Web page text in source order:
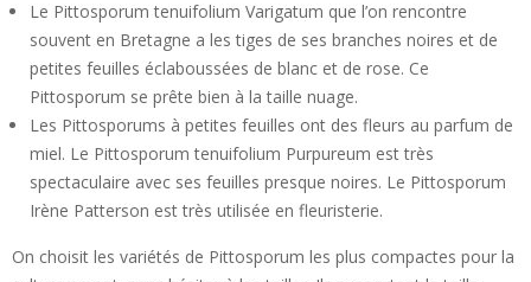
Le Pittosporum tenuifolium Varigatum que l’on rencontre
souvent en Bretagne a les tiges de ses branches noires et de
petites feuilles éclaboussées de blanc et de rose. Ce
Pittosporum se prête bien à la taille nuage.
Les Pittosporums à petites feuilles ont des fleurs au parfum de
miel. Le Pittosporum tenuifolium Purpureum est très
spectaculaire avec ses feuilles presque noires. Le Pittosporum
Irène Patterson est très utilisée en fleuristerie.
On choisit les variétés de Pittosporum les plus compactes pour la